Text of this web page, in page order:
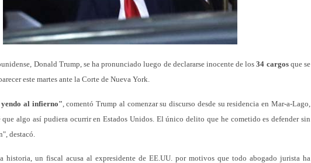
Donald Trump, se ha pronunciado luego de declararse inocente de los34 cargosque se
este martes ante la Corte de Nueva York.
yendo al infierno", comentó Trump al comenzar su discurso desde su residencia en Mar-a-Lago,
que algo así pudiera ocurrir en Estados Unidos. El único delito que he cometido es defender sin
destacó.
historia, un fiscal acusa al expresidente de EE.UU. por motivos que todo abogado jurista ha